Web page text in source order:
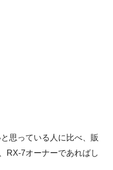
思っている人に比べ、販
RX-7オーナーであればし